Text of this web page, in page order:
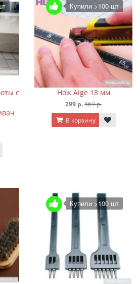
с
Купили >100 шт
Нож Aige 18 мм
299 р.469 р.
В корзину
Купили >100 шт